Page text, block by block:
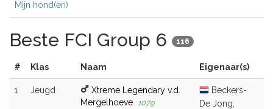
Mijn hond(en)
Beste FCI Group 6 116
# Klas Naam Eigenaar(s)
1 Jeugd
Xtreme Legendary v.d.
Mergelhoeve 1079
Beckers-
De Jong,